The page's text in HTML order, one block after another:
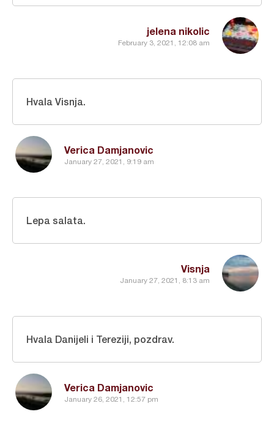
jelena nikolic
February 3, 2021, 12:08 am
Verica Damjanovic
January 27, 2021, 9:19 am
Hvala Visnja.
Visnja
January 27, 2021, 8:13 am
Lepa salata.
Verica Damjanovic
January 26, 2021, 12:57 pm
Hvala Danijeli i Tereziji, pozdrav.